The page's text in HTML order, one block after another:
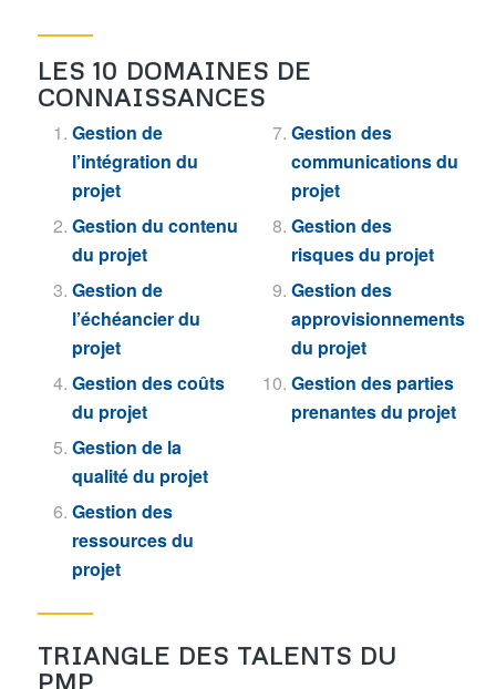
LES 10 DOMAINES DE
CONNAISSANCES
Gestion de
l’intégration du
projet
Gestion du contenu
du projet
Gestion de
l’échéancier du
projet
Gestion des coûts
du projet
Gestion de la
qualité du projet
Gestion des
ressources du
projet
Gestion des
communications du
projet
Gestion des
risques du projet
Gestion des
approvisionnements
du projet
Gestion des parties
prenantes du projet
TRIANGLE DES TALENTS DU
PMP